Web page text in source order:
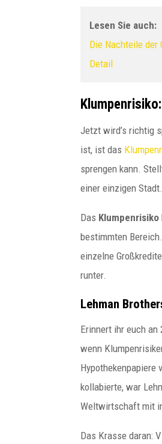
Lesen Sie auch:
Die Nachteile der
Detail
Jetzt wird’s richtig
ist, ist das
sprengen kann.
einer einzigen
Das Klumpenrisiko
bestimmten
einzelne
runter.
Lehman
Erinnert ihr euch an
wenn
kollabierte, war
Weltwirtschaft mit
Das Krasse daran: